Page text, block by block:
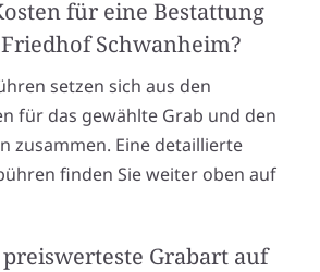
für eine Bestattung
Schwanheim?
setzen sich aus den
für das gewählte Grab und den
zusammen. Eine detaillierte
finden Sie weiter oben auf
Grabart auf